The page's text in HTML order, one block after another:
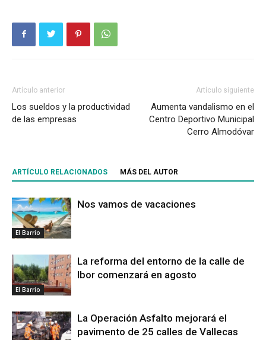
Artículo anterior
Los sueldos y la productividad
de las empresas
Artículo siguiente
Aumenta vandalismo en el
Centro Deportivo Municipal
Cerro Almodóvar
ARTÍCULO RELACIONADOS MÁS DEL AUTOR
El Barrio
Nos vamos de vacaciones
El Barrio
La reforma del entorno de la calle de
Ibor comenzará en agosto
La Operación Asfalto mejorará el
pavimento de 25 calles de Vallecas